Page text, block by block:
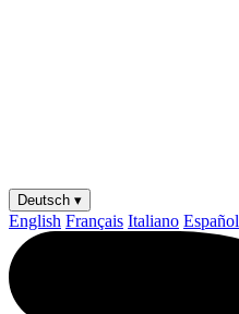
Deutsch ▾
English Français Italiano Español